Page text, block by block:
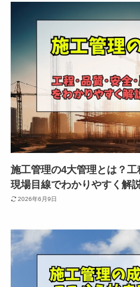
施工管理の4大管理とは？
現場目線でわかりやすく解
2026年6月9日